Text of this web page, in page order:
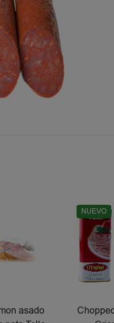
asado
NUEVO